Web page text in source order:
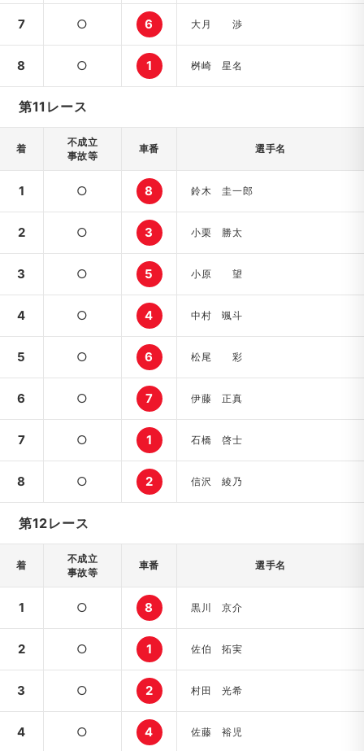
7 ○ 6 大月 渉
8 ○ 1 桝崎 星名
第11レース
着
不成立
事故等
車番 選手名
1 ○ 8 鈴木 圭一郎
2 ○ 3 小栗 勝太
3 ○ 5 小原 望
4 ○ 4 中村 颯斗
5 ○ 6 松尾 彩
6 ○ 7 伊藤 正真
7 ○ 1 石橋 啓士
8 ○ 2 信沢 綾乃
第12レース
着
不成立
事故等
車番 選手名
1 ○ 8 黒川 京介
2 ○ 1 佐伯 拓実
3 ○ 2 村田 光希
4 ○ 4 佐藤 裕児